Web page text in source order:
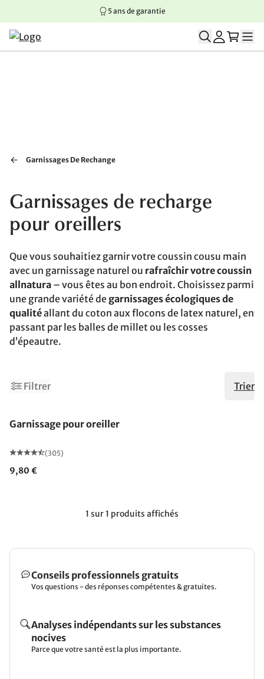
Aller au contenu principal
Aller à la navigation principale
Aller au pied de page
5 ans de garantie
Garnissages De Rechange
Garnissages de recharge
pour oreillers
Que vous souhaitiez garnir votre coussin cousu main
avec un garnissage naturel ou rafraîchir votre coussin
allnatura – vous êtes au bon endroit. Choisissez parmi
une grande variété de garnissages écologiques de
qualitéallant du coton aux flocons de latex naturel, en
passant par les balles de millet ou les cosses
d’épeautre.
Filtrer Trier
Garnissage pour oreiller
(305)
9,80 €
1 sur 1 produits affichés
Conseils professionnels gratuits
Vos questions - des réponses compétentes & gratuites.
Analyses indépendants sur les substances
nocives
Parce que votre santé est la plus importante.